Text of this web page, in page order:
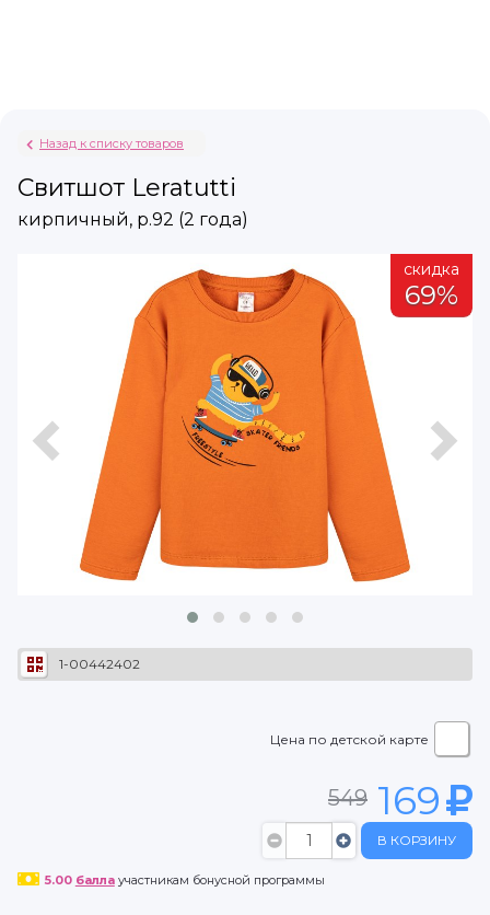
Назад к списку товаров
Свитшот Leratutti
кирпичный, р.92 (2 года)
скидка
69%
1-00442402
Цена по детской карте
549 169
В КОРЗИНУ
5.00 баллаучастникам бонусной программы